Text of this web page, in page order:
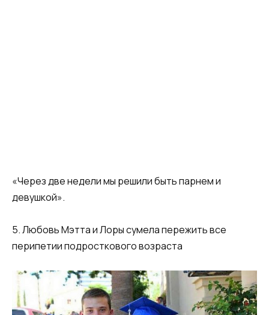
«Через две недели мы решили быть парнем и
девушкой».
5. Любовь Мэтта и Лоры сумела пережить все
перипетии подросткового возраста